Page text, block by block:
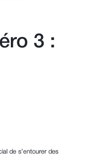
3 :
de s’entourer des